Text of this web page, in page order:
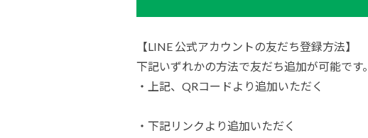
【LINE 公式アカウントの友だち登録方法】
下記いずれかの方法で友だち追加が可能です。
・上記、QRコードより追加いただく
・下記リンクより追加いただく